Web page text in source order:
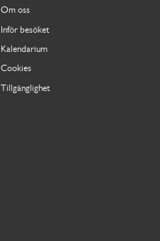
Om oss
Inför besöket
Kalendarium
Cookies
Tillgänglighet